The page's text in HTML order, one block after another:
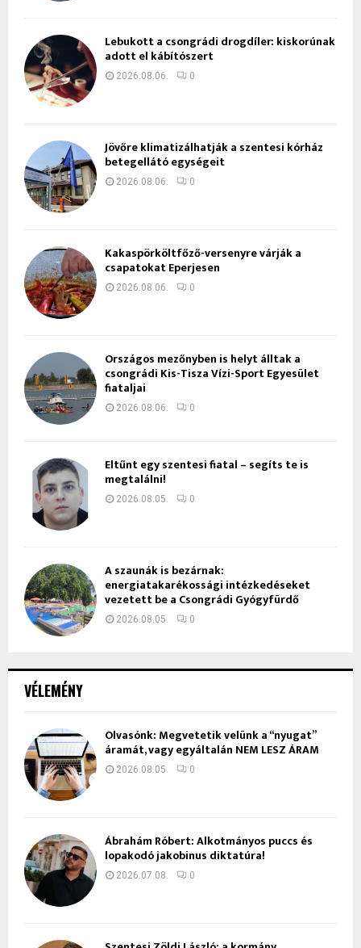
VÉLEMÉNY
Olvasónk: Megvetetik velünk a “nyugat”
áramát, vagy egyáltalán NEM LESZ ÁRAM
2026.08.05. 0
Ábrahám Róbert: Alkotmányos puccs és
lopakodó jakobinus diktatúra!
2026.07.08. 0
Lebukott a csongrádi drogdíler: kiskorúnak
adott el kábítószert
2026.08.06. 0
Jövőre klimatizálhatják a szentesi kórház
betegellátó egységeit
2026.08.06. 0
Kakaspörköltfőző-versenyre várják a
csapatokat Eperjesen
2026.08.06. 0
Országos mezőnyben is helyt álltak a
csongrádi Kis-Tisza Vízi-Sport Egyesület
fiataljai
2026.08.06. 0
Eltűnt egy szentesi fiatal – segíts te is
megtalálni!
2026.08.05. 0
A szaunák is bezárnak:
energiatakarékossági intézkedéseket
vezetett be a Csongrádi Gyógyfürdő
2026.08.05. 0